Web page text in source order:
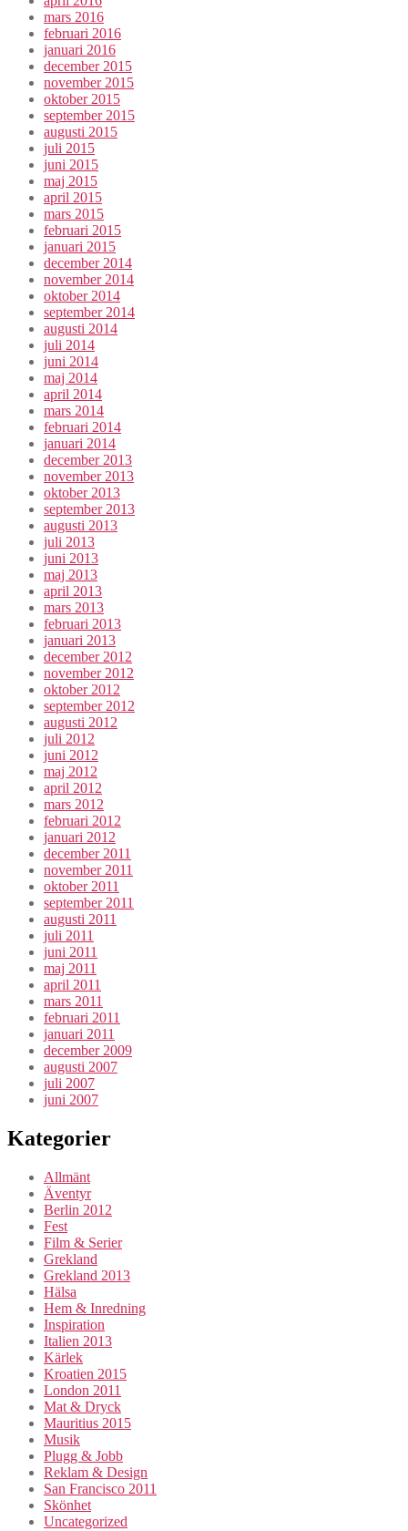
mars 2016
februari 2016
januari 2016
december 2015
november 2015
oktober 2015
september 2015
augusti 2015
juli 2015
juni 2015
maj 2015
april 2015
mars 2015
februari 2015
januari 2015
december 2014
november 2014
oktober 2014
september 2014
augusti 2014
juli 2014
juni 2014
maj 2014
april 2014
mars 2014
februari 2014
januari 2014
december 2013
november 2013
oktober 2013
september 2013
augusti 2013
juli 2013
juni 2013
maj 2013
april 2013
mars 2013
februari 2013
januari 2013
december 2012
november 2012
oktober 2012
september 2012
augusti 2012
juli 2012
juni 2012
maj 2012
april 2012
mars 2012
februari 2012
januari 2012
december 2011
november 2011
oktober 2011
september 2011
augusti 2011
juli 2011
juni 2011
maj 2011
april 2011
mars 2011
februari 2011
januari 2011
december 2009
augusti 2007
juli 2007
juni 2007
Kategorier
Allmänt
Äventyr
Berlin 2012
Fest
Film & Serier
Grekland
Grekland 2013
Hälsa
Hem & Inredning
Inspiration
Italien 2013
Kärlek
Kroatien 2015
London 2011
Mat & Dryck
Mauritius 2015
Musik
Plugg & Jobb
Reklam & Design
San Francisco 2011
Skönhet
Uncategorized